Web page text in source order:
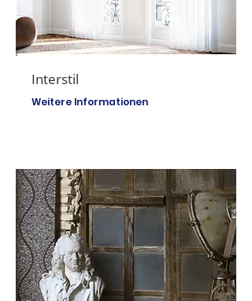
Interstil
Weitere Informationen